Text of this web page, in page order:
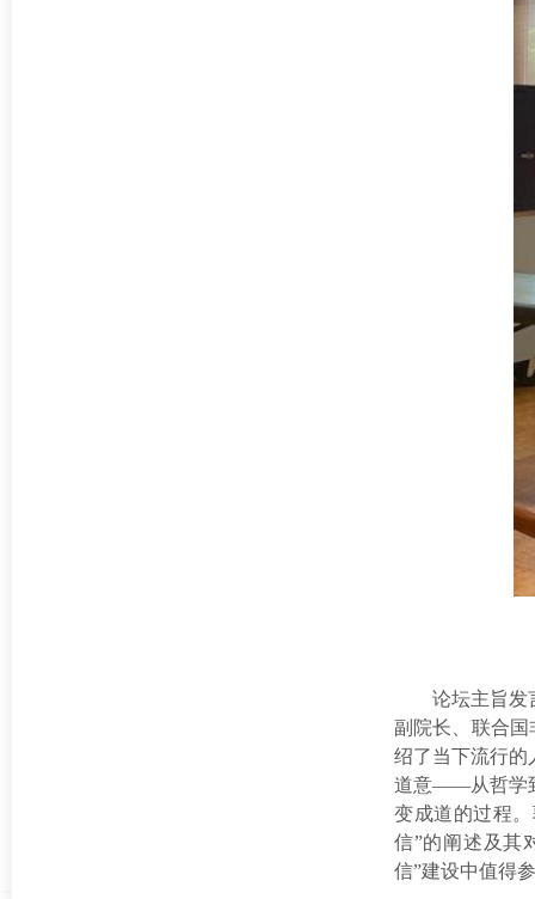
论坛主旨发
副院长、联合
绍了当下流行的
道意——从哲学
变成道的过程
信”的阐述及其
信”建设中值得